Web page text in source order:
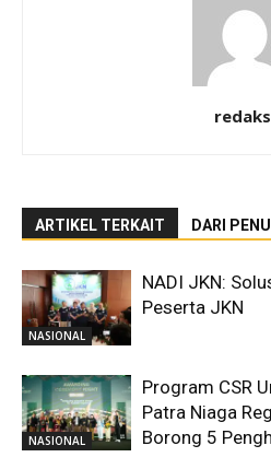
ARTIKEL TERKAIT DARI
NASIONAL
NADI JKN:
Peserta JKN
NASIONAL
Program CSR
Patra Niaga
Borong 5